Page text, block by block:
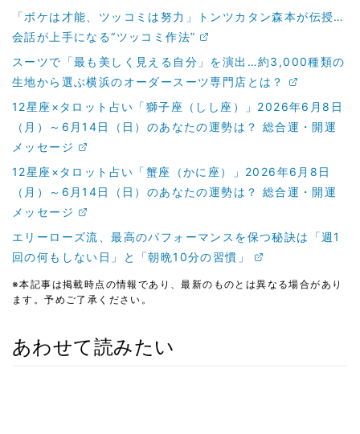
「ボケは才能、ツッコミは努力」トンツカタン森本が伝授…
会話が上手になる“ツッコミ作法”
スーツで「最も美しく見える自分」を演出…約3,000種類の
生地から選ぶ横浜のオーダースーツ専門店とは？
12星座×タロット占い「獅子座（しし座）」2026年6月8日
（月）～6月14日（日）のあなたの運勢は？ 総合運・開運
メッセージ
12星座×タロット占い「蟹座（かに座）」2026年6月8日
（月）～6月14日（日）のあなたの運勢は？ 総合運・開運
メッセージ
エリーローズ流、最高のパフォーマンスを保つ秘訣は「週1
回の何もしない日」と「朝晩10分の習慣」
※本記事は掲載時点の情報であり、最新のものとは異なる場合があり
ます。予めご了承ください。
あわせて読みたい